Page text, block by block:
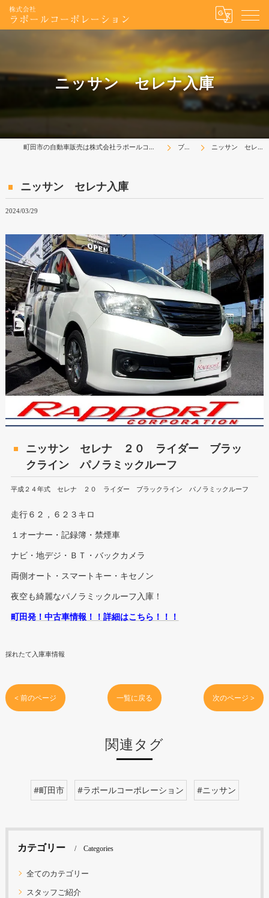
ニッサン セレナ入庫
町田市の自動車販売は株式会社ラポールコーポレーション ブログ ニッサン セレナ入庫
ニッサン セレナ入庫
2024/03/29
ニッサン セレナ ２０ ライダー ブラッ
クライン パノラミックルーフ
平成２４年式 セレナ ２０ ライダー ブラックライン パノラミックルーフ
走行６２，６２３キロ
１オーナー・記録簿・禁煙車
ナビ・地デジ・ＢＴ・バックカメラ
両側オート・スマートキー・キセノン
夜空も綺麗なパノラミックルーフ入庫！
町田発！中古車情報！！詳細はこちら！！！
採れたて入庫車情報
< 前のページ 一覧に戻る 次のページ >
関連タグ
#町田市 #ラポールコーポレーション #ニッサン
カテゴリー Categories
全てのカテゴリー
スタッフご紹介